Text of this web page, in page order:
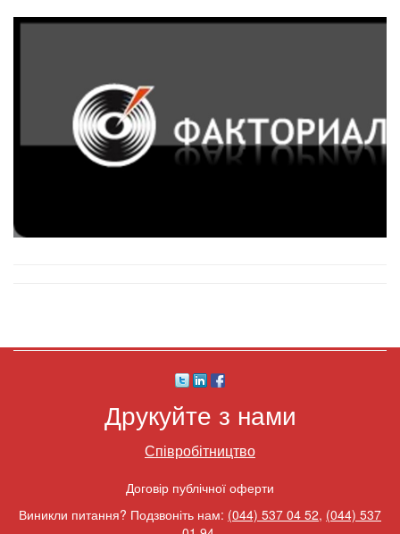
Друкуйте з нами
Співробітництво
Договір публічної оферти
Виникли питання? Подзвоніть нам: (044) 537 04 52, (044) 537